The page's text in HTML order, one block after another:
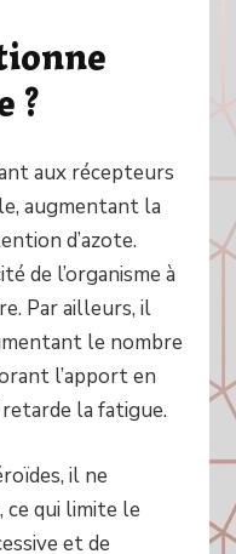
?
aux récepteurs
augmentant la
d’azote.
de l’organisme à
Par ailleurs, il
le nombre
l’apport en
la fatigue.
il ne
qui limite le
et de